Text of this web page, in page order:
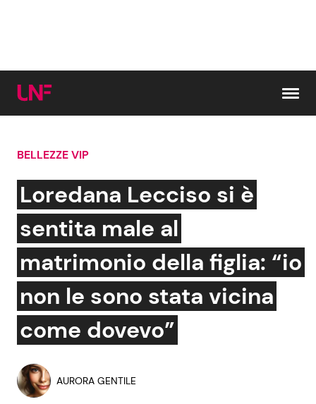
Cerca:
News e Cronaca
Attualità Italiana
Dal Mondo
Economia
Persone Scomparse
Gossip e TV
Bellezze VIP
Coppie VIP
Fiction e Serie TV
BELLEZZE VIP
Loredana Lecciso si è
sentita male al
matrimonio della figlia: “io
non le sono stata vicina
come dovevo”
AURORA GENTILE